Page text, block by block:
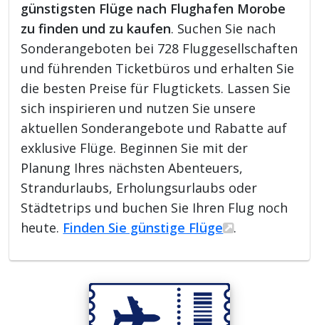
günstigsten Flüge nach Flughafen Morobe
zu finden und zu kaufen. Suchen Sie nach
Sonderangeboten bei 728 Fluggesellschaften
und führenden Ticketbüros und erhalten Sie
die besten Preise für Flugtickets. Lassen Sie
sich inspirieren und nutzen Sie unsere
aktuellen Sonderangebote und Rabatte auf
exklusive Flüge. Beginnen Sie mit der
Planung Ihres nächsten Abenteuers,
Strandurlaubs, Erholungsurlaubs oder
Städtetrips und buchen Sie Ihren Flug noch
heute. Finden Sie günstige Flüge .